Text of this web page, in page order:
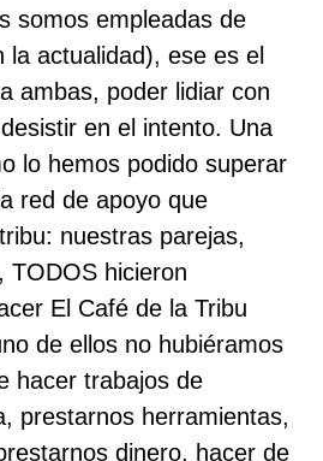
somos empleadas de
actualidad), ese es el
ambas, poder lidiar con
en el intento. Una
lo hemos podido superar
red de apoyo que
nuestras parejas,
TODOS hicieron
El Café de la Tribu
de ellos no hubiéramos
hacer trabajos de
prestarnos herramientas,
dinero, hacer de